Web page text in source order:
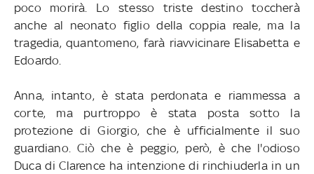
poco morirà. Lo stesso triste destino toccherà
anche al neonato figlio della coppia reale, ma la
tragedia, quantomeno, farà riavvicinare Elisabetta e
Edoardo.
Anna, intanto, è stata perdonata e riammessa a
corte, ma purtroppo è stata posta sotto la
protezione di Giorgio, che è ufficialmente il suo
guardiano. Ciò che è peggio, però, è che l'odioso
Duca di Clarence ha intenzione di rinchiuderla in un